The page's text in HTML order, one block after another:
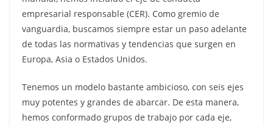
empresarial responsable (CER). Como gremio de
vanguardia, buscamos siempre estar un paso adelante
de todas las normativas y tendencias que surgen en
Europa, Asia o Estados Unidos.
Tenemos un modelo bastante ambicioso, con seis ejes
muy potentes y grandes de abarcar. De esta manera,
hemos conformado grupos de trabajo por cada eje,